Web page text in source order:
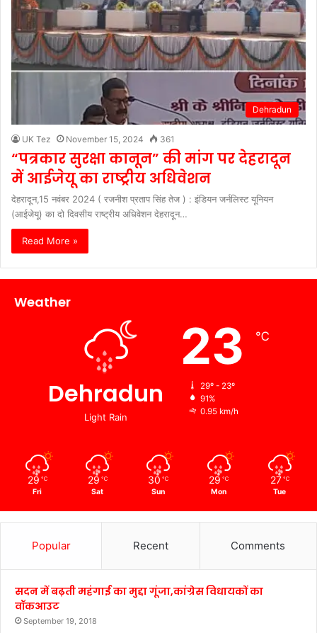
Dehradun
UK Tez November 15, 2024 361
“पत्रकार सुरक्षा कानून” की मांग पर देहरादून
में आईजेयू का राष्ट्रीय अधिवेशन
देहरादून,15 नवंबर 2024 ( रजनीश प्रताप सिंह तेज ) : इंडियन जर्नलिस्ट यूनियन
(आईजेयू) का दो दिवसीय राष्ट्रीय अधिवेशन देहरादून…
Read More »
Weather
Dehradun
Light Rain
23 ℃
29º - 23º
91%
0.95 km/h
29 ℃
Fri
29 ℃
Sat
30 ℃
Sun
29 ℃
Mon
27 ℃
Tue
Popular Recent Comments
सदन में बढ़ती महंगाई का मुद्दा गूंजा,कांग्रेस विधायकों का
वॉकआउट
September 19, 2018